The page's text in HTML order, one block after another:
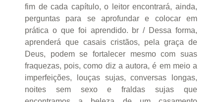
fim de cada capítulo, o leitor encontrará, ainda,
perguntas para se aprofundar e colocar em
prática o que foi aprendido. br / Dessa forma,
aprenderá que casais cristãos, pela graça de
Deus, podem se fortalecer mesmo com suas
fraquezas, pois, como diz a autora, é em meio a
imperfeições, louças sujas, conversas longas,
noites sem sexo e fraldas sujas que